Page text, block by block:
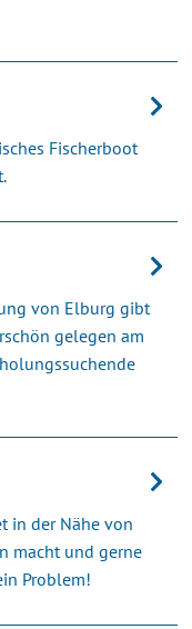
Fischerboot
von Elburg gibt
gelegen am
in der Nähe von
macht und gerne
Problem!